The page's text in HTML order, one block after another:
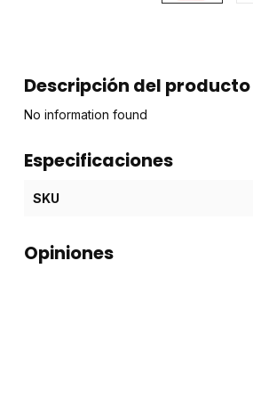
Descripción del producto
No information found
Especificaciones
SKU
Opiniones